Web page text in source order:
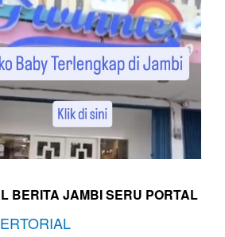
BERITA JAMBI SERU PORTAL